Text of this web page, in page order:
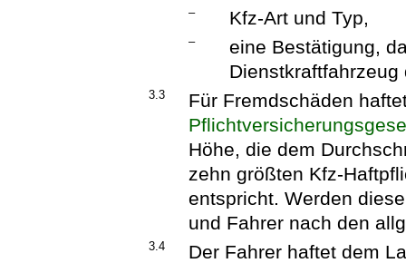
– Kfz-Art und Typ,
–
eine Bestätigung,
3.3
Für Fremdschäden
Höhe, die dem
zehn größten Kfz-
entspricht. Werden
und Fahrer nach den
3.4 Der Fahrer haftet dem